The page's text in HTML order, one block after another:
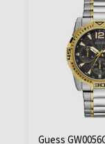
Guess